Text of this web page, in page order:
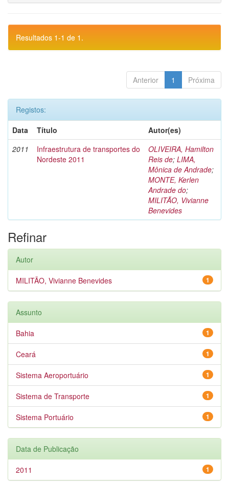
Resultados 1-1 de 1.
Anterior 1 Próxima
Registos:
Data
Título
Autor(es)
2011
Infraestrutura de transportes do
Nordeste 2011
OLIVEIRA, Hamilton
Reis de; LIMA,
Mônica de Andrade;
MONTE, Kerlen
Andrade do;
MILITÃO, Vivianne
Benevides
Refinar
Autor
1
MILITÃO, Vivianne Benevides
Assunto
1
Bahia
1
Ceará
1
Sistema Aeroportuário
1
Sistema de Transporte
1
Sistema Portuário
Data de Publicação
1
2011